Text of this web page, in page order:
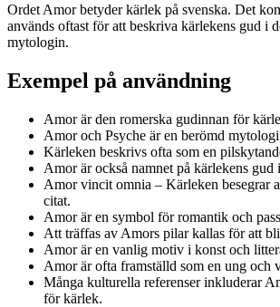
Ordet Amor betyder kärlek på svenska. Det
används oftast för att beskriva kärlekens gud i
mytologin.
Exempel på användning
Amor är den romerska gudinnan för
Amor och Psyche är en berömd
Kärleken beskrivs ofta som en
Amor är också namnet på kärlekens
Amor vincit omnia – Kärleken besegrar
citat.
Amor är en symbol för romantik och
Att träffas av Amors pilar kallas för att
Amor är en vanlig motiv i konst och
Amor är ofta framställd som en ung och
Många kulturella referenser inkluderar
för kärlek.